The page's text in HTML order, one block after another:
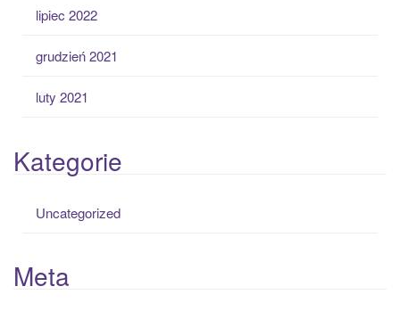
lipiec 2022
grudzień 2021
luty 2021
Kategorie
Uncategorized
Meta